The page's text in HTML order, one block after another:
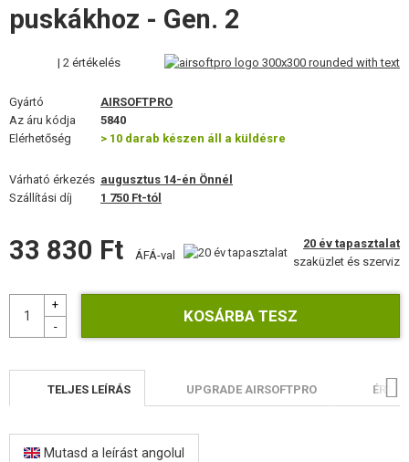
FELSZERELÉS, EGYENRUHA, TOKOK
ÁLCÁZÁS, FESTÉK, SZALAG
RÁDIÓS, FEJHALLGATÓ, KAMERÁK
KIEGÉSZÍTŐK, HORDSZÍJAK
PÓTALKATRÉSZEK FEGYVEREKHEZ
ÖNVÉDELMI FELSZERELÉSEK, KÉPZÉS, KÉSEK
CÉLOK, LŐLAP
OUTDOOR, BUSHCRAFT
puskákhoz - Gen. 2
| 2 értékelés
Gyártó
AIRSOFTPRO
Az áru kódja
5840
Elérhetőség
> 10 darab készen áll a küldésre
Várható érkezés augusztus 14-én Önnél
Szállítási díj
1 750 Ft-tól
33 830 Ft ÁFÁ-val
20 év tapasztalat
szaküzlet és szerviz
TELJES LEÍRÁS UPGRADE AIRSOFTPRO
Mutasd a leírást angolul